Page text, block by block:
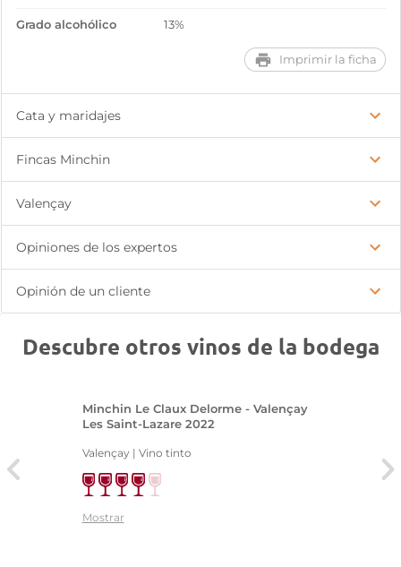
Grado alcohólico 13%
Imprimir la ficha
Cata y maridajes
Fincas Minchin
Valençay
Opiniones de los expertos
Opinión de un cliente
Descubre otros vinos de la bodega
Minchin Le Claux Delorme - Valençay
Les Saint-Lazare 2022
Valençay | Vino tinto
Mostrar